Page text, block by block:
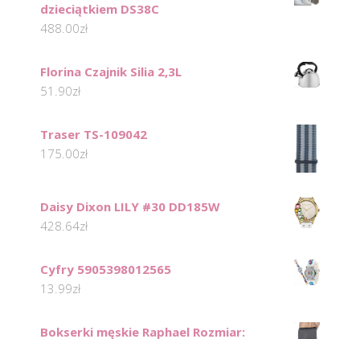
dzieciątkiem DS38C
488.00zł
Florina Czajnik Silia 2,3L
51.90zł
Traser TS-109042
175.00zł
Daisy Dixon LILY #30 DD185W
428.64zł
Cyfry 5905398012565
13.99zł
Bokserki męskie Raphael Rozmiar: